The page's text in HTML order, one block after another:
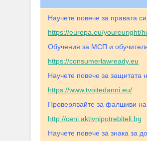
Научете повече за правата
https://europa.eu/youreuright/
Обучения за МСП и
https://consumerlawready.eu
Научете повече за защитата
https://www.tvoitedanni.eu/
Проверявайте за фалшиви
http://ceni.aktivnipotrebiteli.bg
Научете повече за знака за